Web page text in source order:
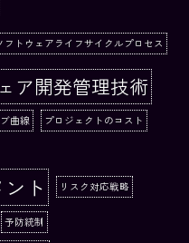
フトウェアライフサイクルプロセス
ア開発管理技術
曲線 プロジェクトのコスト
ト リスク対応戦略
予防統制